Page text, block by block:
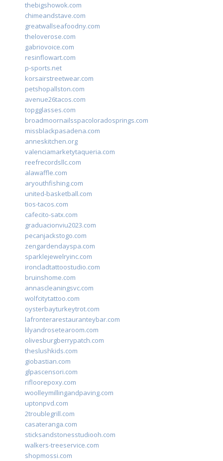
thebigshowok.com
chimeandstave.com
greatwallseafoodny.com
theloverose.com
gabriovoice.com
resinflowart.com
p-sports.net
korsairstreetwear.com
petshopallston.com
avenue26tacos.com
topgglasses.com
broadmoornailsspacoloradosprings.com
missblackpasadena.com
anneskitchen.org
valenciamarketytaqueria.com
reefrecordsllc.com
alawaffle.com
aryouthfishing.com
united-basketball.com
tios-tacos.com
cafecito-satx.com
graduacionviu2023.com
pecanjackstogo.com
zengardendayspa.com
sparklejewelryinc.com
ironcladtattoostudio.com
bruinshome.com
annascleaningsvc.com
wolfcitytattoo.com
oysterbayturkeytrot.com
lafronterarestauranteybar.com
lilyandrosetearoom.com
olivesburgberrypatch.com
theslushkids.com
giobastian.com
glpascensori.com
rifloorepoxy.com
woolleymillingandpaving.com
uptonpvd.com
2troublegrill.com
casateranga.com
sticksandstonesstudiooh.com
walkers-treeservice.com
shopmossi.com